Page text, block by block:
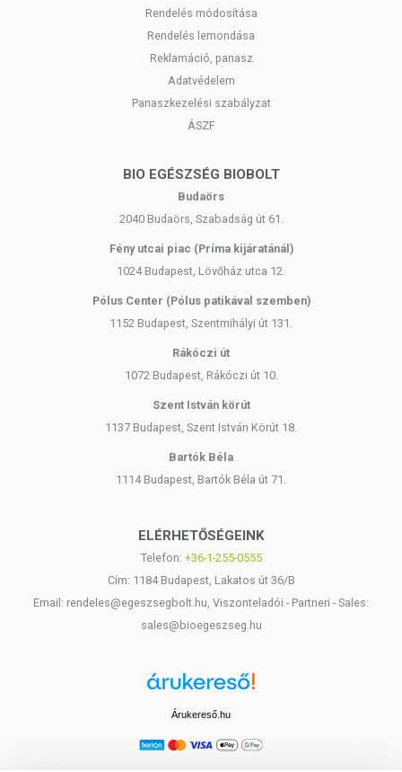
Rendelés módosítása
Rendelés lemondása
Reklamáció, panasz
Adatvédelem
Panaszkezelési szabályzat
ÁSZF
BIO EGÉSZSÉG BIOBOLT
Budaörs
2040 Budaörs, Szabadság út 61.
Fény utcai piac (Príma kijáratánál)
1024 Budapest, Lövőház utca 12.
Pólus Center (Pólus patikával szemben)
1152 Budapest, Szentmihályi út 131.
Rákóczi út
1072 Budapest, Rákóczi út 10.
Szent István körút
1137 Budapest, Szent István Körút 18.
Bartók Béla
1114 Budapest, Bartók Béla út 71.
ELÉRHETŐSÉGEINK
Telefon: +36-1-255-0555
Cím: 1184 Budapest, Lakatos út 36/B
Email: rendeles@egeszsegbolt.hu, Viszonteladói - Partneri - Sales:
sales@bioegeszseg.hu
Árukereső.hu